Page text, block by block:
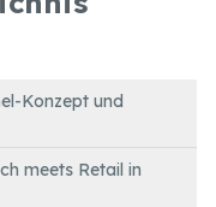
Konzept und
meets Retail in